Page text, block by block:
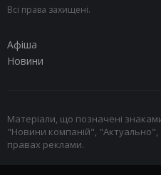
Всі права захищені.
Афіша
Новини
Матеріали, що позначені
"Новини компаній",
правах реклами.